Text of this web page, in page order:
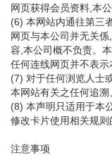
网页获得会员资料,本公
(6) 本网站内通往第三
网页与本公司并无关
容,本公司概不负责。
任何连线网页并不表示
(7) 对于任何浏览人士
本网站有关之任何追溯
(8) 本声明只适用于本
修改卡片使用相关规则
注意事项